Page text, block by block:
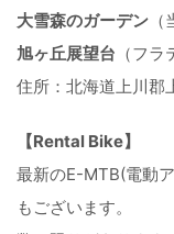
大雪森のガーデン
旭ヶ丘展望台 （フ
住所：北海道上川郡
【Rental Bike】
最新のE-MTB(電動
もございます。